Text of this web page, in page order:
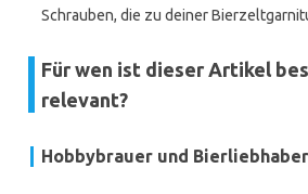
Schrauben, die zu deiner
Für wen ist dieser Artikel
relevant?
Hobbybrauer und Bierliebhaber